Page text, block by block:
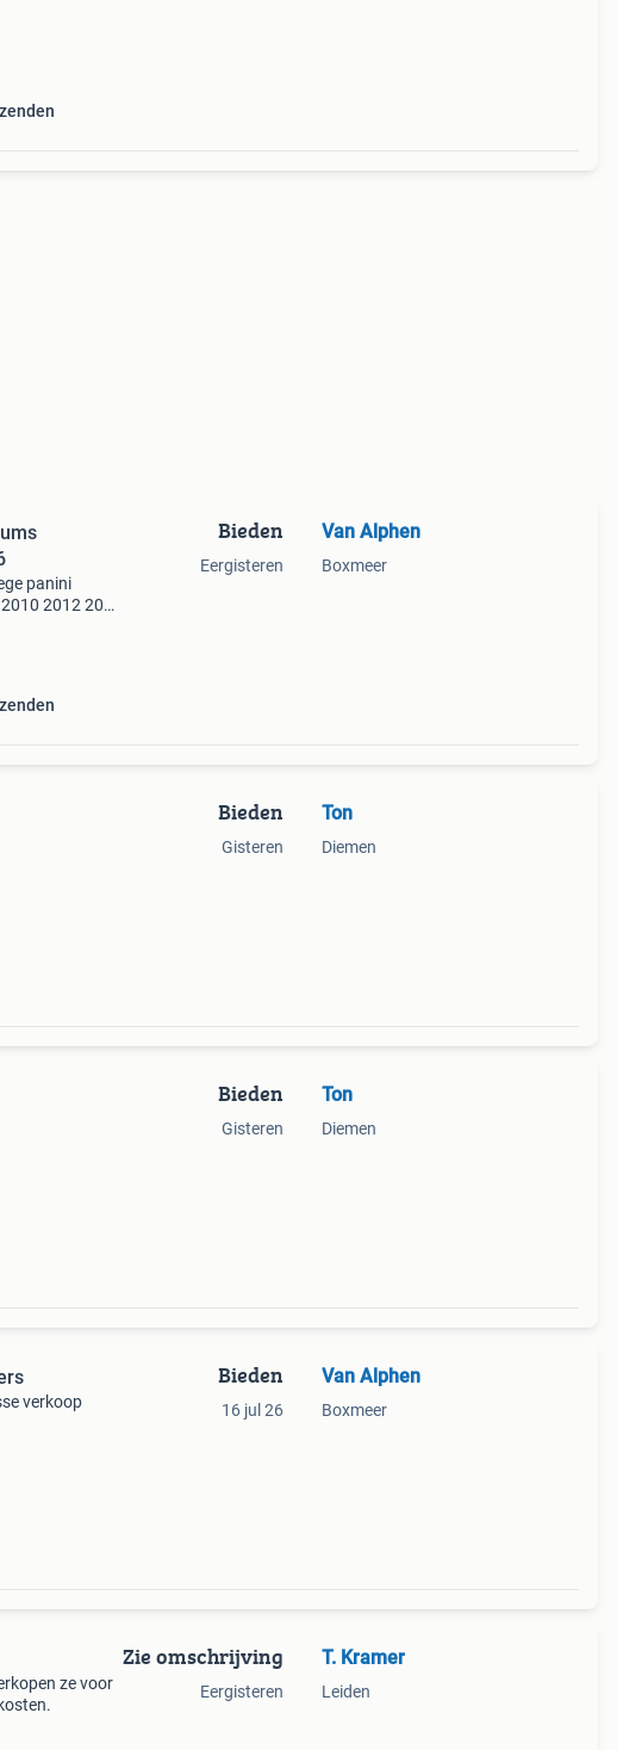
panini
2012 2014
Bieden
Eergisteren
Van Alphen
Boxmeer
Bieden
Gisteren
Ton
Diemen
Bieden
Gisteren
Ton
Diemen
verkoop
Bieden
16 jul 26
Van Alphen
Boxmeer
ze voor
Zie omschrijving
Eergisteren
T. Kramer
Leiden